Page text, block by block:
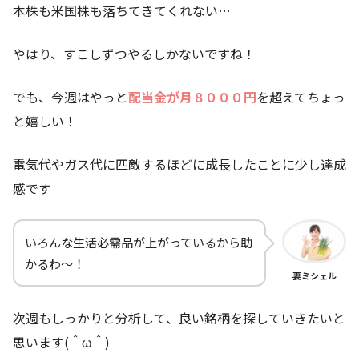
本株も米国株も落ちてきてくれない…
やはり、すこしずつやるしかないですね！
でも、今週はやっと配当金が月８０００円を超えてちょっ
と嬉しい！
電気代やガス代に匹敵するほどに成長したことに少し達成
感です
いろんな生活必需品が上がっているから助
かるわ～！
妻ミシェル
次週もしっかりと分析して、良い銘柄を探していきたいと
思います(＾ω＾)